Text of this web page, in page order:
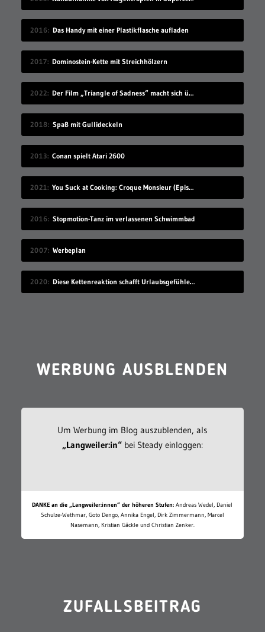
2016 Das Handy mit einer Plastikflasche aufladen
2017 Dominostein-Kette mit Streichhölzern
2022 Der Film „Triangle of Sadness“ macht sich über die reiche Elite lustig
2018 Spaß mit Gullideckeln
2013 Conan spielt Atari 2600
2021 You Suck at Cooking: Croque Monsieur (Episode 131)
2016 Stopmotion-Tanz im verlassenen Schwimmbad
2007 Werbeplan
2020 Diese Kettenreaktion schafft Urlaubsgefühle zuhause
WERBUNG AUSBLENDEN
Um Werbung im Blog auszublenden, als
„Langweiler:in“bei Steady einloggen:
DANKE an die „Langweiler:innen“ der höheren Stufen: Andreas Wedel, Daniel
Schulze-Wethmar, Goto Dengo, Annika Engel, Dirk Zimmermann, Marcel
Nasemann, Kristian Gäckle und Christian Zenker.
ZUFALLSBEITRAG